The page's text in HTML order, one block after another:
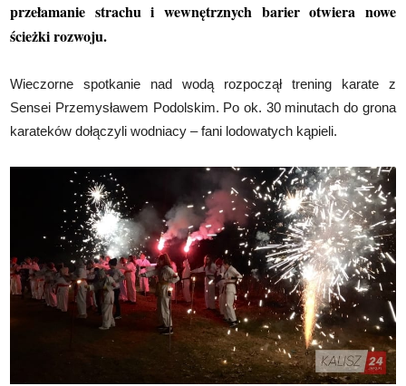
przełamanie strachu i wewnętrznych barier otwiera nowe
ścieżki rozwoju.
Wieczorne spotkanie nad wodą rozpoczął trening karate z
Sensei Przemysławem Podolskim. Po ok. 30 minutach do grona
karateków dołączyli wodniacy – fani lodowatych kąpieli.